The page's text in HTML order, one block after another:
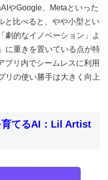
やGoogle、Metaといった
と比べると、やや小型とい
劇的なイノベーション」よ
に重きを置いている点が特
プリ内でシームレスに利用
リの使い勝手は大きく向上
育てるAI：Lil Artist